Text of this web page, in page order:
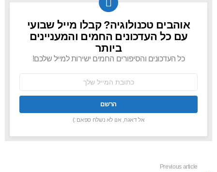
NEWSLETTER
אוהבים טכנולוגיה? קבלו מייל שבועי
עם כל העדכונים החמים והמעניינים
ביותר
כל העדכונים והסיפורים החמים ישירות למייל שלכם!
אל דאגה, אנו לא נשלח ספאם :)
Previous article